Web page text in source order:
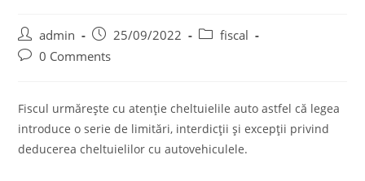
Post
author:
admin
Post
published:
25/09/2022
Postfiscal
Post0 Comments
Fiscul urmăreşte cu atenţie cheltuielile auto astfel că legea
introduce o serie de limitări, interdicţii şi excepţii privind
deducerea cheltuielilor cu autovehiculele.